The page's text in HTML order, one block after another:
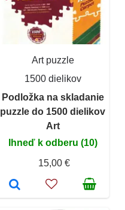
Art puzzle
1500 dielikov
Podložka na skladanie
puzzle do 1500 dielikov
Art
Ihneď k odberu (10)
15,00 €